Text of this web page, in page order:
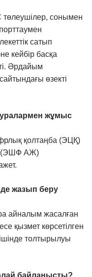
сонымен
сатып
кейбір басқа
Әрдайым
өзекті
жұмыс
қолтаңба (ЭЦҚ)
(ЭШФ АЖ)
жазып беру
айналым жасалған
қызмет көрсетілген
ішінде толтырылуы